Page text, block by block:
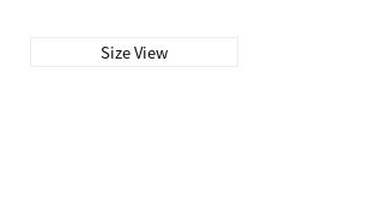
Size View